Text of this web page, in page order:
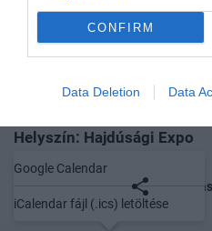
CONFIRM
Data Deletion Data
Helyszín: Hajdúsági Expo
Google Calendar
iCalendar fájl (.ics) letöltése
Megosztás